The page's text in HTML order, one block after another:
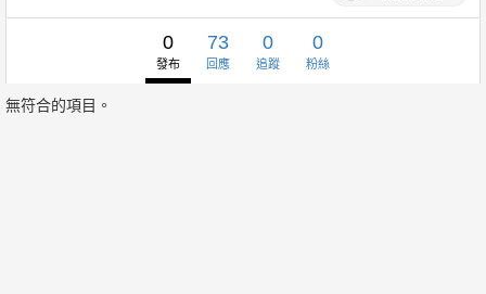
0
發布
73
回應
0
追蹤
0
粉絲
無符合的項目。